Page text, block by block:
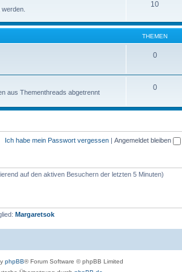
10
THEMEN
0
aus Thementhreads abgetrennt
0
Ich habe mein Passwort vergessen | Angemeldet bleiben
auf den aktiven Besuchern der letzten 5 Minuten)
Margaretsok
phpBB® Forum Software © phpBB Limited